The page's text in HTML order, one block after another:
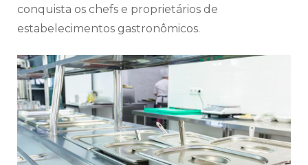
conquista os chefs e proprietários de
estabelecimentos gastronômicos.